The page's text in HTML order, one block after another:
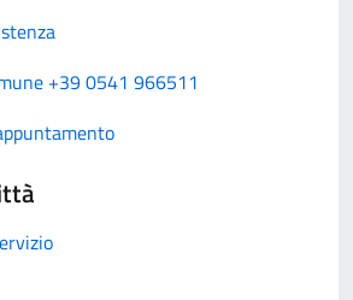
+39 0541 966511